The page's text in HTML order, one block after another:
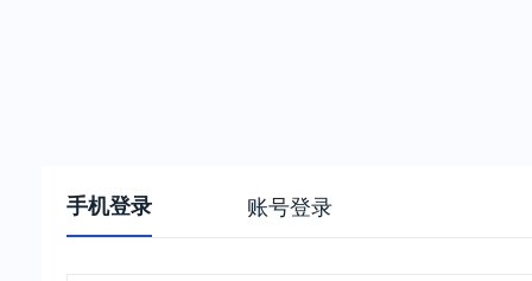
手机登录 账号登录